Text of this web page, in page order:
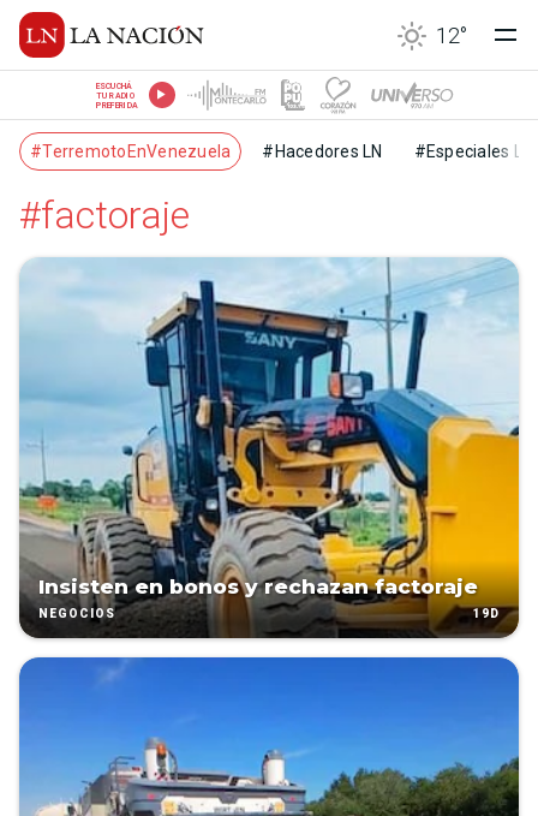
12°
ESCUCHÁ
TU RADIO
PREFERIDA
#TerremotoEnVenezuela #Hacedores LN #Especiales LN
#factoraje
Insisten en bonos y rechazan factoraje
NEGOCIOS 19D